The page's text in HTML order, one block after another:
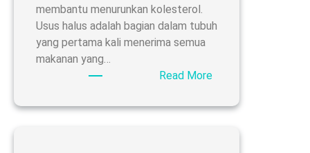
membantu menurunkan kolesterol.
Usus halus adalah bagian dalam tubuh
yang pertama kali menerima semua
makanan yang…
Read More:
dan